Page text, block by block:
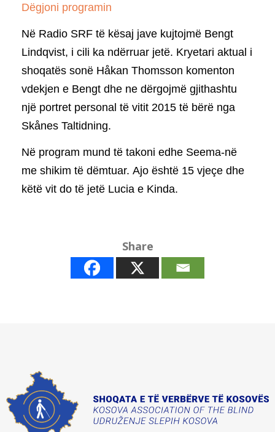
Dëgjoni programin
Në Radio SRF të kësaj jave kujtojmë Bengt
Lindqvist, i cili ka ndërruar jetë. Kryetari aktual i
shoqatës sonë Håkan Thomsson komenton
vdekjen e Bengt dhe ne dërgojmë gjithashtu
një portret personal të vitit 2015 të bërë nga
Skånes Taltidning.
Në program mund të takoni edhe Seema-në
me shikim të dëmtuar. Ajo është 15 vjeçe dhe
këtë vit do të jetë Lucia e Kinda.
Share